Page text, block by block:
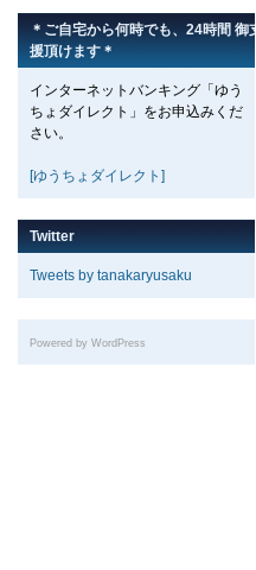
＊ご自宅から何時でも、24時間 御支
援頂けます＊
インターネットバンキング「ゆう
ちょダイレクト」をお申込みくだ
さい。
[ゆうちょダイレクト]
Twitter
Tweets by tanakaryusaku
Powered by WordPress